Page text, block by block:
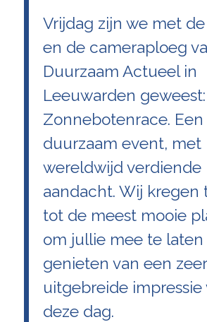
Vrijdag zijn we met
en de cameraploeg
Duurzaam Actueel in
Leeuwarden
Zonnebotenrace.
duurzaam event, met
wereldwijd verdiende
aandacht. Wij kregen
tot de meest mooie
om jullie mee te laten
genieten van een zeer
uitgebreide impressie
deze dag.